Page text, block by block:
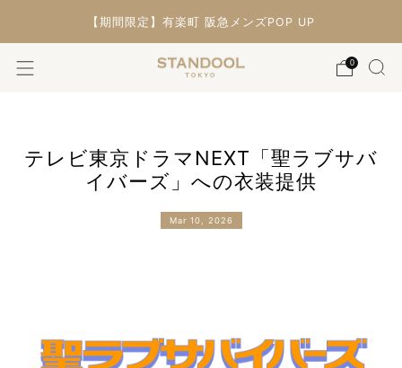
【期間限定】有楽町 阪急メンズPOP UP
0
テレビ東京ドラマNEXT「聖ラブサバ
イバーズ」への衣装提供
Mar 10, 2026